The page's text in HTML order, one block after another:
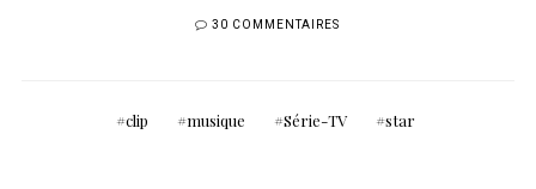
30 COMMENTAIRES
clip musique Série-TV star